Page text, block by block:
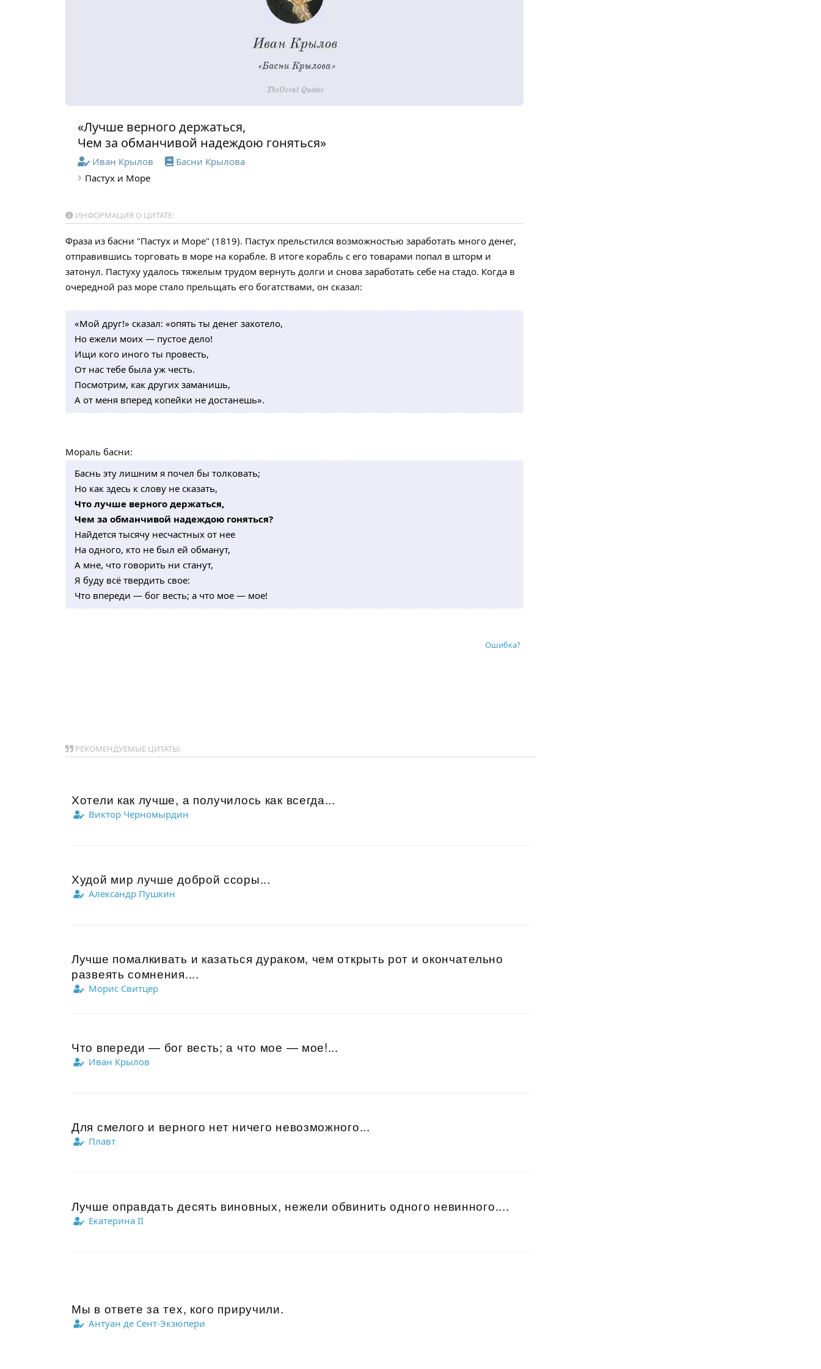
«Лучше верного держаться,
Чем за обманчивой надеждою гоняться»
Иван Крылов
Басни Крылова
Пастух и Море
ИНФОРМАЦИЯ О ЦИТАТЕ:
Фраза из басни "Пастух и Море" (1819). Пастух прельстился возможностью заработать много денег,
отправившись торговать в море на корабле. В итоге корабль с его товарами попал в шторм и
затонул. Пастуху удалось тяжелым трудом вернуть долги и снова заработать себе на стадо. Когда в
очередной раз море стало прельщать его богатствами, он сказал:
«Мой друг!» сказал: «опять ты денег захотело,
Но ежели моих — пустое дело!
Ищи кого иного ты провесть,
От нас тебе была уж честь.
Посмотрим, как других заманишь,
А от меня вперед копейки не достанешь».
Мораль басни:
Баснь эту лишним я почел бы толковать;
Но как здесь к слову не сказать,
Что лучше верного держаться,
Чем за обманчивой надеждою гоняться?
Найдется тысячу несчастных от нее
На одного, кто не был ей обманут,
А мне, что говорить ни станут,
Я буду всё твердить свое:
Что впереди — бог весть; а что мое — мое!
Ошибка?
РЕКОМЕНДУЕМЫЕ ЦИТАТЫ:
Хотели как лучше, а получилось как всегда...
Виктор Черномырдин
Худой мир лучше доброй ссоры...
Александр Пушкин
Лучше помалкивать и казаться дураком, чем открыть рот и окончательно
развеять сомнения....
Морис Свитцер
Что впереди — бог весть; а что мое — мое!...
Иван Крылов
Для смелого и верного нет ничего невозможного...
Плавт
Лучше оправдать десять виновных, нежели обвинить одного невинного....
Екатерина II
Мы в ответе за тех, кого приручили.
Антуан де Сент-Экзюпери